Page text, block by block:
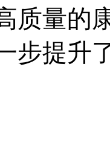
质量的
步提升